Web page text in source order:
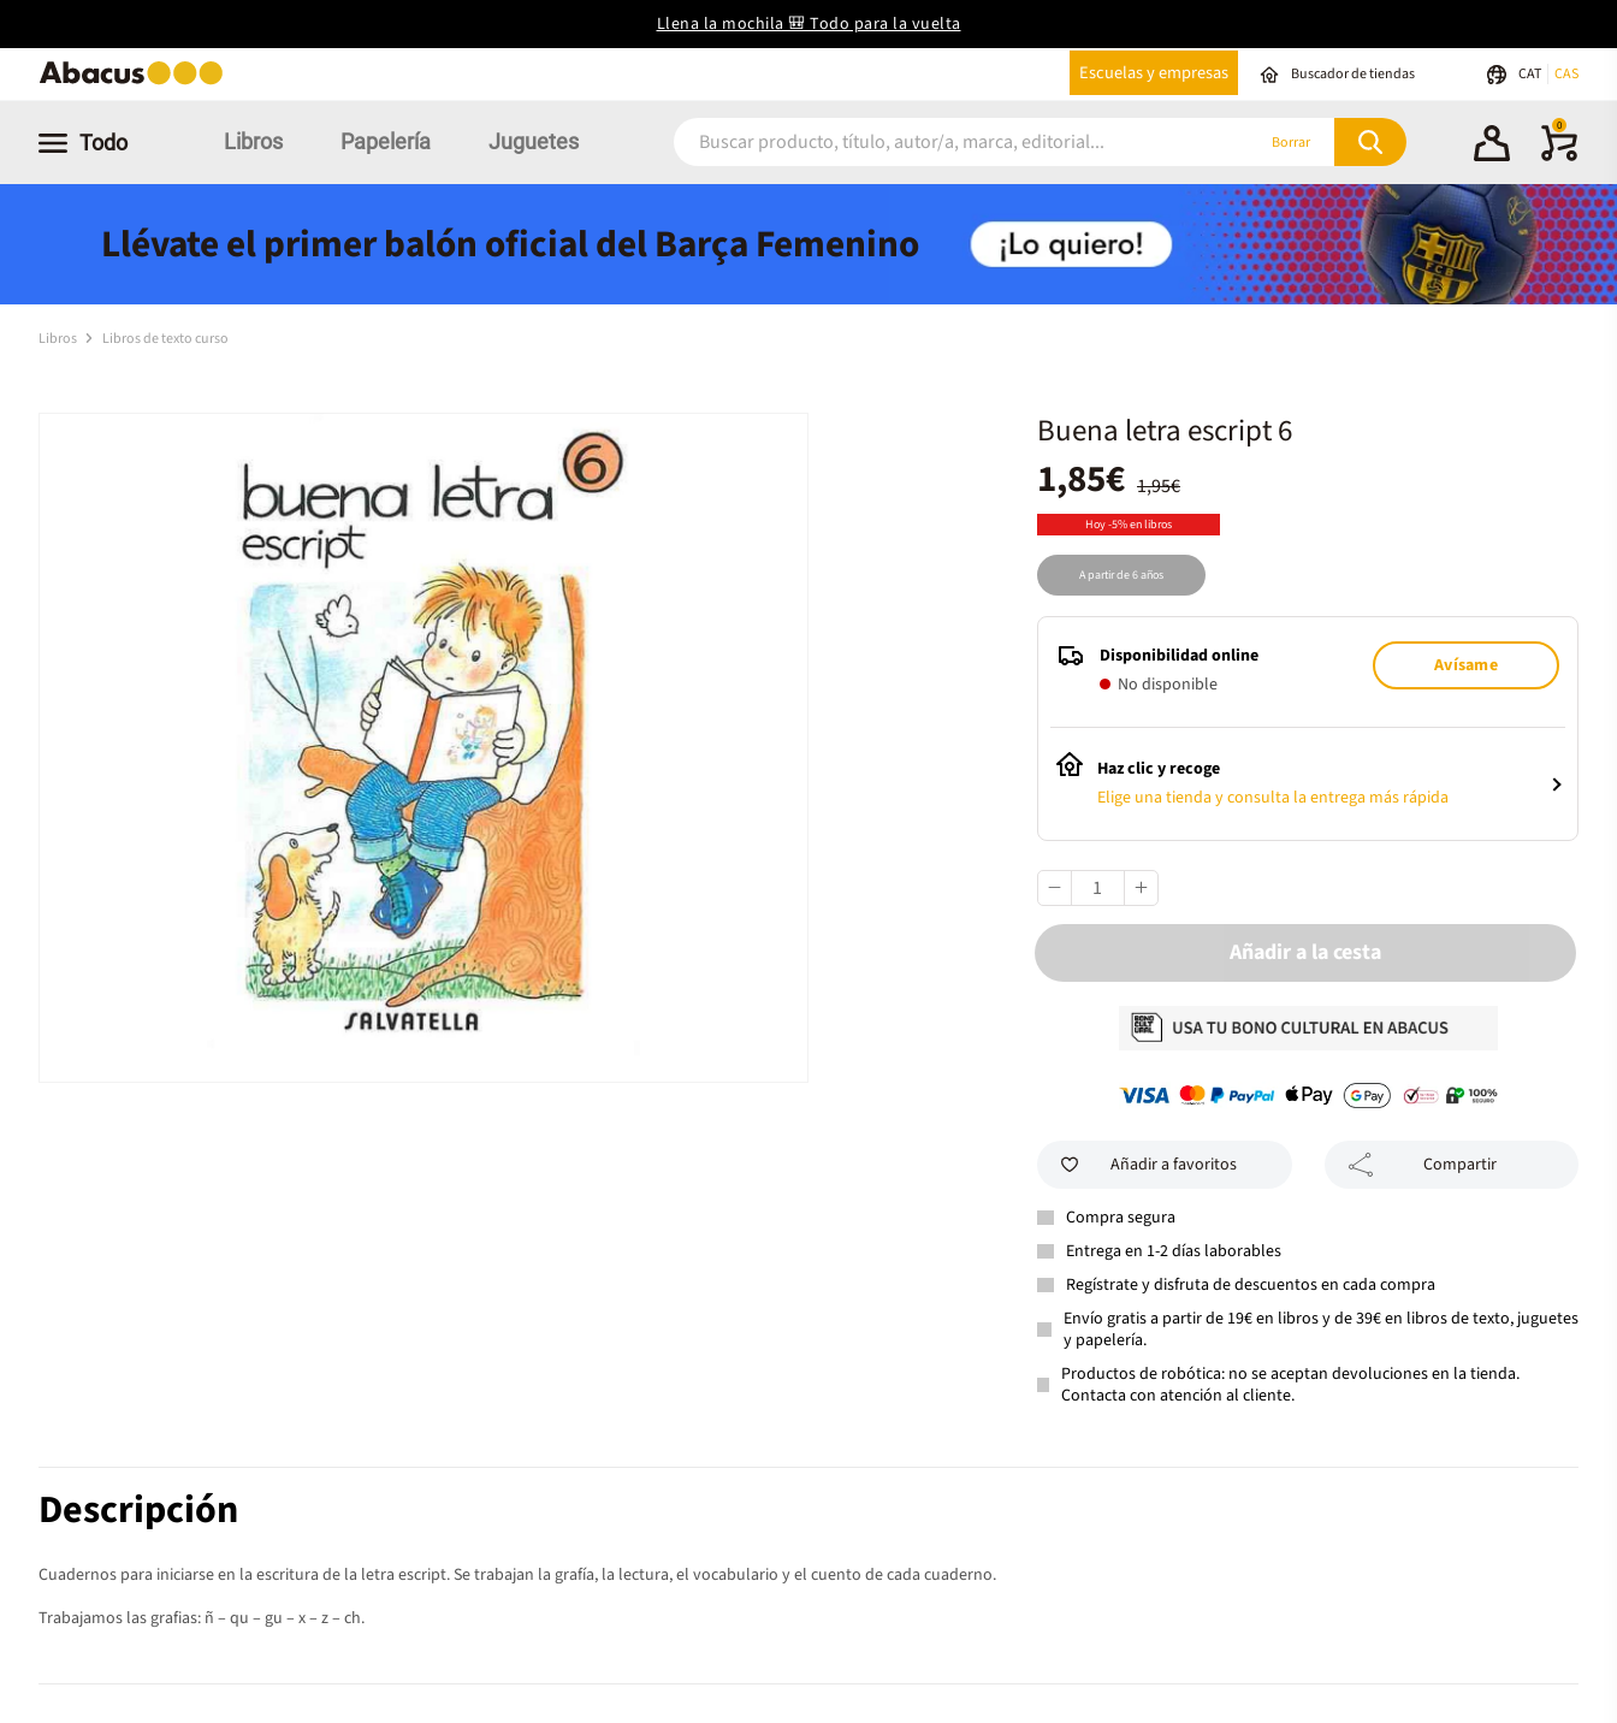
Llena la mochila 🎒 Todo para la vuelta
Escuelas y empresas Buscador de tiendas CAT CAS
Todo Libros Papelería Juguetes Borrar
0
Llévate el primer balón oficial del Barça Femenino
Libros Libros de texto curso
Buena letra escript 6
1,95€
1,85€
Hoy -5% en libros
A partir de 6 años
Disponibilidad online
No disponible
Avísame
Haz clic y recoge
Elige una tienda y consulta la entrega más rápida
Añadir a la cesta
Añadir a favoritos Compartir
Compra segura
Entrega en 1-2 días laborables
Regístrate y disfruta de descuentos en cada compra
Envío gratis a partir de 19€ en libros y de 39€ en libros de texto, juguetes
y papelería.
Productos de robótica: no se aceptan devoluciones en la tienda.
Contacta con atención al cliente.
Descripción
Cuadernos para iniciarse en la escritura de la letra escript. Se trabajan la grafía, la lectura, el vocabulario y el cuento de cada cuaderno.
Trabajamos las grafias: ñ – qu – gu – x – z – ch.